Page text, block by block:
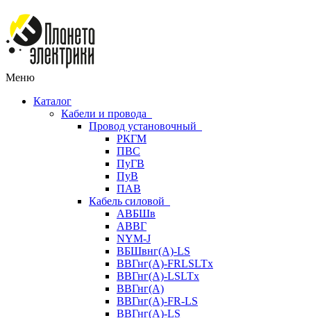
Меню
Каталог
Кабели и провода
Провод установочный
РКГМ
ПВС
ПуГВ
ПуВ
ПАВ
Кабель силовой
АВБШв
АВВГ
NYM-J
ВБШвнг(А)-LS
ВВГнг(A)-FRLSLTx
ВВГнг(A)-LSLTx
ВВГнг(А)
ВВГнг(А)-FR-LS
ВВГнг(А)-LS